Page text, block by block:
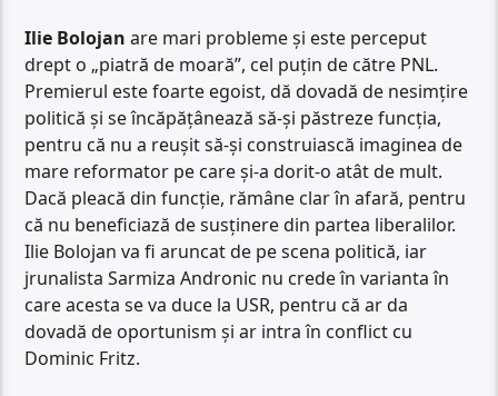
Ilie Bolojan are mari probleme și este perceput
drept o „piatră de moară”, cel puțin de către PNL.
Premierul este foarte egoist, dă dovadă de nesimțire
politică și se încăpățânează să-și păstreze funcția,
pentru că nu a reușit să-și construiască imaginea de
mare reformator pe care și-a dorit-o atât de mult.
Dacă pleacă din funcție, rămâne clar în afară, pentru
că nu beneficiază de susținere din partea liberalilor.
Ilie Bolojan va fi aruncat de pe scena politică, iar
jrunalista Sarmiza Andronic nu crede în varianta în
care acesta se va duce la USR, pentru că ar da
dovadă de oportunism și ar intra în conflict cu
Dominic Fritz.